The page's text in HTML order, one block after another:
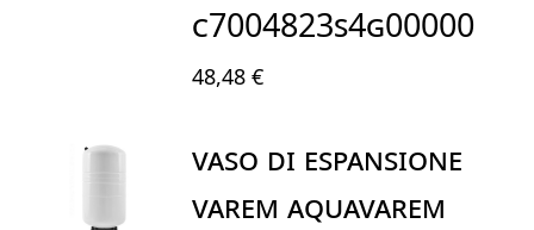
C7004823S4G00000
48,48 €
VASO DI ESPANSIONE
VAREM AQUAVAREM